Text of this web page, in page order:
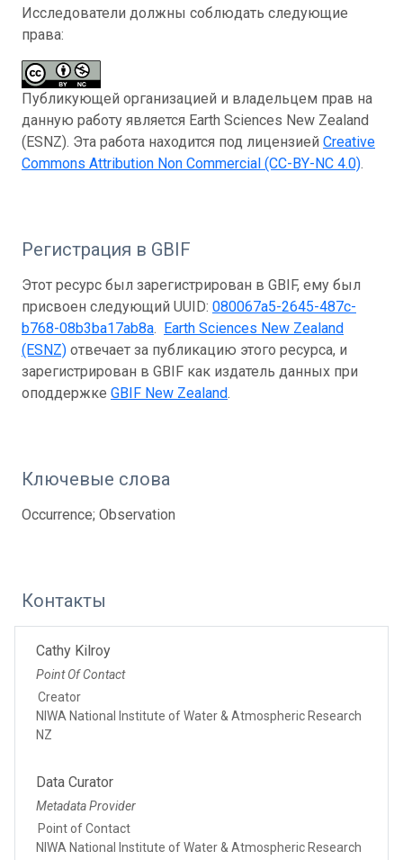
Исследователи должны соблюдать следующие
права:
Публикующей организацией и владельцем прав на
данную работу является Earth Sciences New Zealand
(ESNZ). Эта работа находится под лицензией Creative
Commons Attribution Non Commercial (CC-BY-NC 4.0).
Регистрация в GBIF
Этот ресурс был зарегистрирован в GBIF, ему был
присвоен следующий UUID: 080067a5-2645-487c-
b768-08b3ba17ab8a. Earth Sciences New Zealand
(ESNZ) отвечает за публикацию этого ресурса, и
зарегистрирован в GBIF как издатель данных при
оподдержке GBIF New Zealand.
Ключевые слова
Occurrence; Observation
Контакты
Cathy Kilroy
Point Of Contact
Creator
NIWA National Institute of Water & Atmospheric Research
NZ
Data Curator
Metadata Provider
Point of Contact
NIWA National Institute of Water & Atmospheric Research